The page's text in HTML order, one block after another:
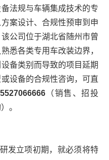
法规与车辆集成技术的专
案设计、合规性预审到申
公司位于湖北省随州市曾
悉各类专用车改装边界，
备类别而导致的项目延期
设备的合规性咨询，可直
（销售、招投
。
发立项初期，就必须将特